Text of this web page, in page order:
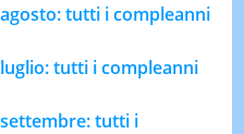
tutti i compleanni
tutti i compleanni
tutti i